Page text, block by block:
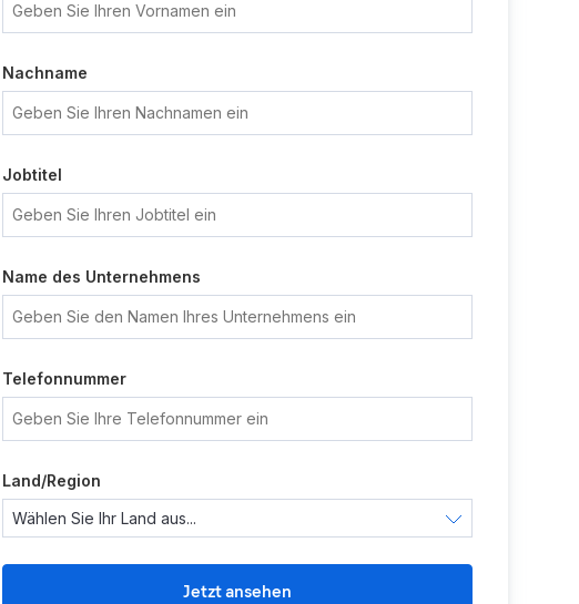
Nachname
Jobtitel
Name des Unternehmens
Telefonnummer
Land/Region
Jetzt ansehen